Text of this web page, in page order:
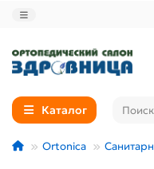
Каталог
Ortonica